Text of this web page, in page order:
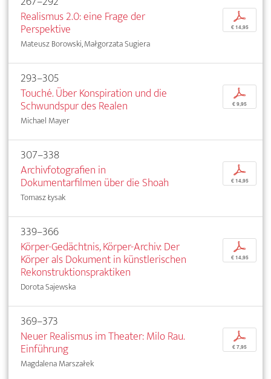
Realismus 2.0: eine Frage der
Perspektive
Mateusz Borowski, Małgorzata Sugiera
p
€ 14,95
293–305
Touché. Über Konspiration und die
Schwundspur des Realen
Michael Mayer
p
€ 9,95
307–338
Archivfotografien in
Dokumentarfilmen über die Shoah
Tomasz Łysak
p
€ 14,95
339–366
Körper-Gedächtnis, Körper-Archiv: Der
Körper als Dokument in künstlerischen
Rekonstruktionspraktiken
Dorota Sajewska
p
€ 14,95
369–373
Neuer Realismus im Theater: Milo Rau.
Einführung
Magdalena Marszałek
p
€ 7,95